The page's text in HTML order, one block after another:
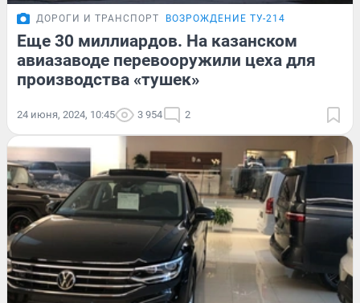
ДОРОГИ И ТРАНСПОРТ ВОЗРОЖДЕНИЕ ТУ-214
Еще 30 миллиардов. На казанском
авиазаводе перевооружили цеха для
производства «тушек»
24 июня, 2024, 10:45 3 954 2